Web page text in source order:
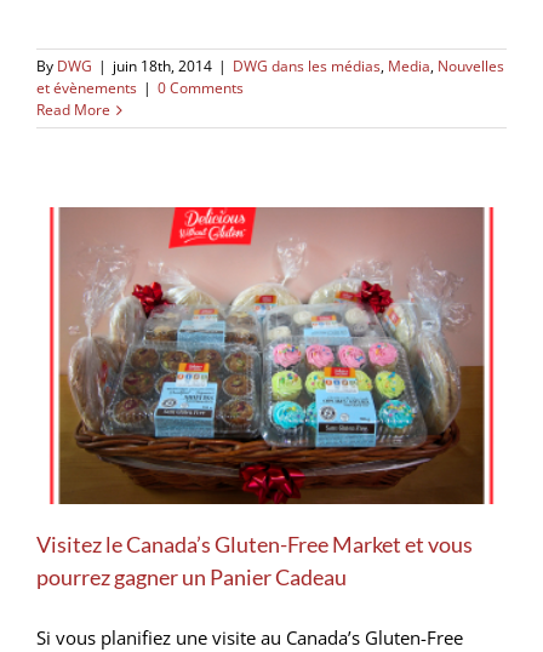
By DWG | juin 18th, 2014 | DWG dans les médias, Media, Nouvelles
et évènements | 0 Comments
Read More
Visitez le Canada’s Gluten-Free Market et vous
pourrez gagner un Panier Cadeau
Si vous planifiez une visite au Canada’s Gluten-Free